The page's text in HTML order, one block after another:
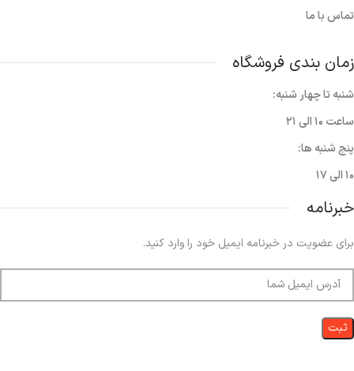
تماس با ما
زمان بندی فروشگاه
شنبه تا چهار شنبه:
ساعت ۱۰ الی ۲۱
پنج شنبه ها:
۱۰ الی ۱۷
خبرنامه
برای عضویت در خبرنامه ایمیل خود را وارد کنید.